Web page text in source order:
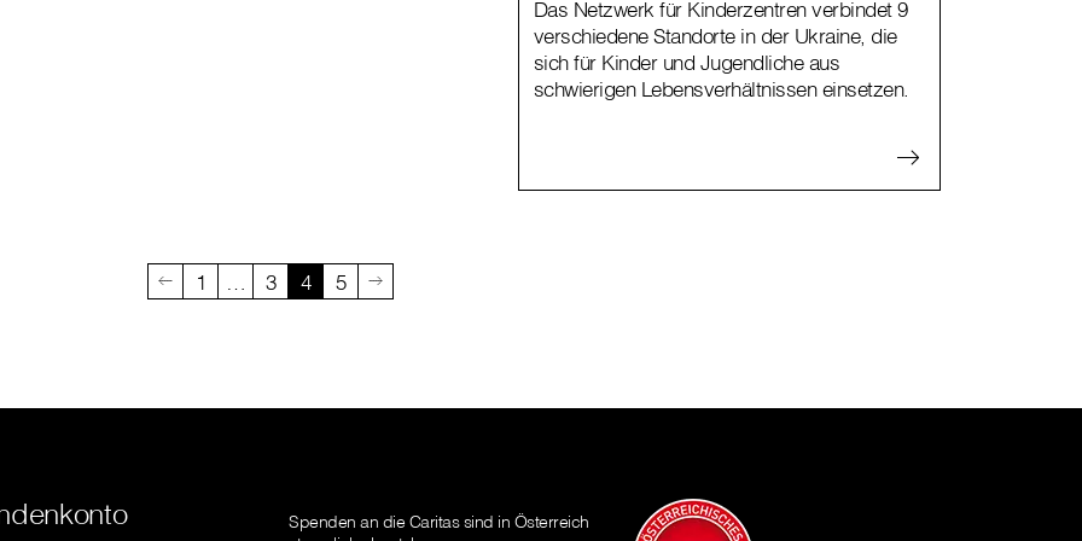
Das Netzwerk für Kinderzentren verbindet 9
verschiedene Standorte in der Ukraine, die
sich für Kinder und Jugendliche aus
schwierigen Lebensverhältnissen einsetzen.
1 3 4 5
Spenden an die Caritas sind in Österreich